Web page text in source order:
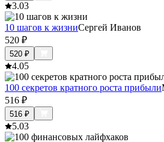
3.03
10 шагов к жизниСергей Иванов
520 ₽
520 ₽
4.05
100 секретов кратного роста прибыли
516 ₽
516 ₽
5.03